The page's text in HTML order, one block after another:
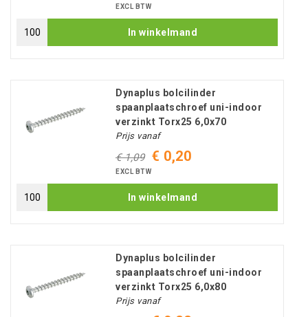
EXCL BTW
In winkelmand
Dynaplus bolcilinder
spaanplaatschroef uni-indoor
verzinkt Torx25 6,0x70
Prijs vanaf
€ 1,09 € 0,20
EXCL BTW
In winkelmand
Dynaplus bolcilinder
spaanplaatschroef uni-indoor
verzinkt Torx25 6,0x80
Prijs vanaf